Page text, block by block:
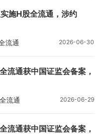
施H股全流通，涉约
流通 2026-06-30
通获中国证监会备案，
流通 2026-06-29
通获中国证监会备案，